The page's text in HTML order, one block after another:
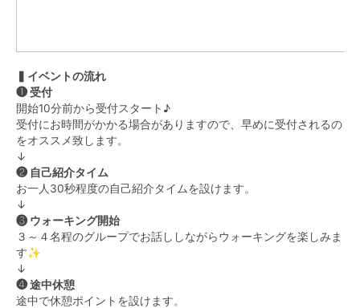
▍イベントの流れ
❶ 受付
開始10分前から受付スタート♪
受付にお時間がかかる場合がありますので、早めに受付されるの
をオススメ致します。
↓
❷ 自己紹介タイム
お一人30秒程度の自己紹介タイムを設けます。
↓
❸ ウォーキング開始
３～４名程のグループでお話ししながらウォーキングを楽しみま
す✨
↓
❹ 途中休憩
途中で休憩ポイントを設けます。